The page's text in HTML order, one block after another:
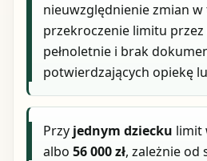
nieuwzględnienie zmian
przekroczenie limitu przez
pełnoletnie i brak
potwierdzających opiekę
Przy jednym dziecku limit
albo56 000 zł, zależnie od